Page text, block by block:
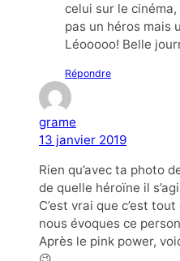
celui sur le
pas un héros mais
Léooooo! Belle
Répondre
grame
13 janvier 2019
Rien qu’avec ta photo
de quelle héroïne il
C’est vrai que c’est
nous évoques ce
Après le pink power,